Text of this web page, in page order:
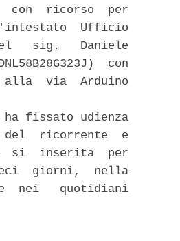
con  ricorso  per
Ufficio
sig.   Daniele
con
alla  via  Arduino
fissato udienza
del  ricorrente  e
si  inserita  per
giorni,  nella
nei   quotidiani